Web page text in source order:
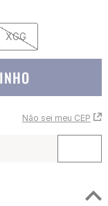
XGG
Não sei meu CEP